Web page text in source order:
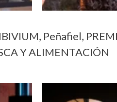
Peñafiel,
Y ALIMENTACIÓN